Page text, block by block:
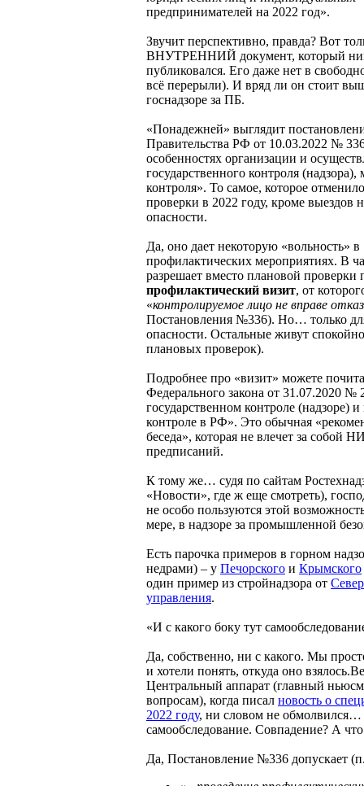
предпринимателей на 2022 год».
Звучит перспективно, правда? Вот
ВНУТРЕННИЙ документ, который
публиковался. Его даже нет в
всё перерыли). И вряд ли он стоит
госнадзоре за ПБ.
«Понадежней» выглядит
Правительства РФ от 10.03.2022 №
особенностях организации и
государственного контроля
контроля». То самое, которое
проверки в 2022 году, кроме выездов
опасности.
Да, оно дает некоторую «вольность» в
профилактических мероприятиях. В
разрешает вместо плановой проверки
профилактический визит, от
«контролируемое лицо не вправе
Постановления №336). Но… только
опасности. Остальные живут
плановых проверок).
Подробнее про «визит» можете
Федерального закона от 31.07.2020
государственном контроле (надзоре)
контроле в РФ». Это обычная
беседа», которая не влечет за
предписаний.
К тому же… судя по сайтам
«Новости», где ж еще смотреть),
не особо пользуются этой
мере, в надзоре за промышленной
Есть парочка примеров в горном
недрами) – у Печорского и Крымского
один пример из стройнадзора от
управления.
«И с какого боку тут
Да, собственно, ни с какого. Мы
и хотели понять, откуда оно
Центральный аппарат (главный
вопросам), когда писал новость о
2022 году, ни словом не обмолвился…
самообследование. Совпадение? А
Да, Постановление №336 допускает